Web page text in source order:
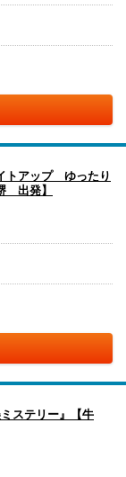
トアップ ゆったり
出発】
ステリー』【牛